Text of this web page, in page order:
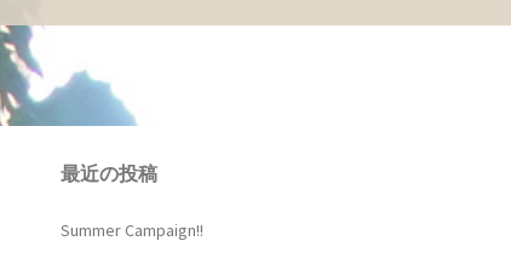
最近の投稿
Summer Campaign!!